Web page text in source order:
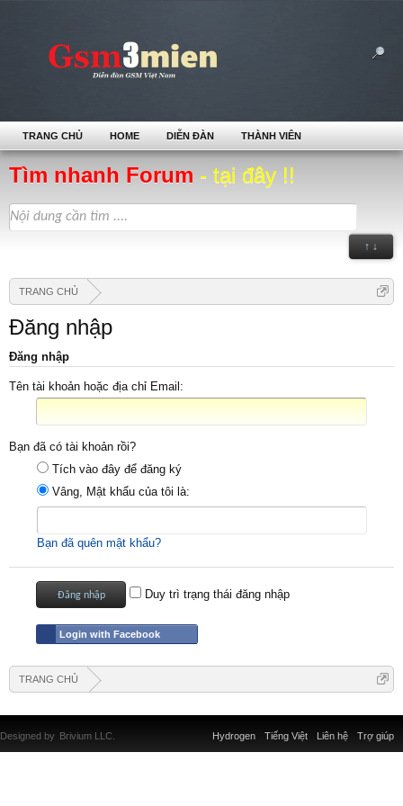
Tìm nhanh Forum - tại đây !!
↑ ↓
TRANG CHỦ
Đăng nhập
Đăng nhập
Tên tài khoản hoặc địa chỉ Email:
Bạn đã có tài khoản rồi?
Tích vào đây để đăng ký
Vâng, Mật khẩu của tôi là:
Bạn đã quên mật khẩu?
Duy trì trạng thái đăng nhập
Login with Facebook
TRANG CHỦ
TRANG CHỦ HOME DIỄN ĐÀN THÀNH VIÊN
Liên hệ Trợ giúp
Hydrogen Tiếng Việt
Designed by Brivium LLC.